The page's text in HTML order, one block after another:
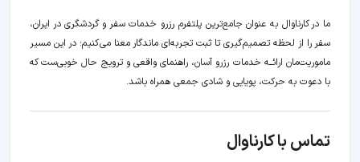
ما در کارناوال به عنوان جامع‌ترین پلتفرم رزرو خدمات سفر و گردشگری در ایران،
سفر را از لحظه‌ تصمیم‌گیری تا ثبت تجربه‌ای ماندگار معنا می‌کنیم؛ در این مسیر‍
ماموریت‌مان اراﺋــﻪ خدمات رزرو آسان، راهنمای واقعی و ترویج حال خوبی‌ست که
با دعوت به حرکت، پویایی و شادی جمعی همراه باشد.
تماس با کارناوال